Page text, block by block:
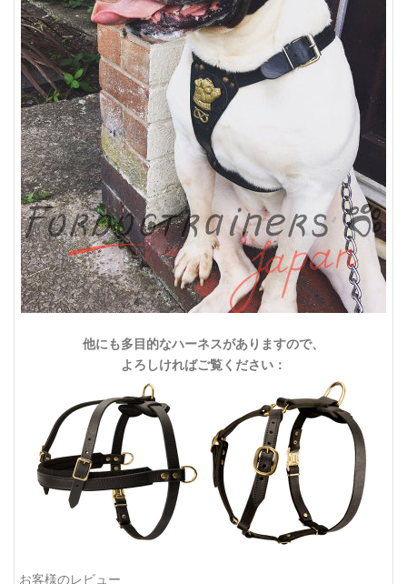
他にも多目的なハーネスがありますので、
よろしければご覧ください：
お客様のレビュー